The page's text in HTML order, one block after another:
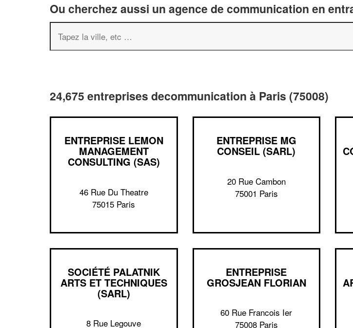
Ou cherchez aussi un agence de communication en
24,675 entreprises decommunication à Paris (75008)
ENTREPRISE LEMON
MANAGEMENT
CONSULTING (SAS)
46 Rue Du Theatre
75015 Paris
ENTREPRISE MG
CONSEIL (SARL)
20 Rue Cambon
75001 Paris
SOCIÉTÉ PALATNIK
ARTS ET TECHNIQUES
(SARL)
8 Rue Legouve
ENTREPRISE
GROSJEAN FLORIAN
60 Rue Francois Ier
75008 Paris